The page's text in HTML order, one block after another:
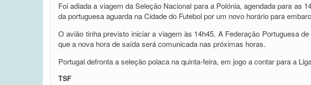
Foi adiada a viagem da Seleção Nacional para a Polónia, agendada para as
da portuguesa aguarda na Cidade do Futebol por um novo horário para
O avião tinha previsto iniciar a viagem às 14h45. A Federação Portuguesa
que a nova hora de saída será comunicada nas próximas horas.
Portugal defronta a seleção polaca na quinta-feira, em jogo a contar para a
TSF